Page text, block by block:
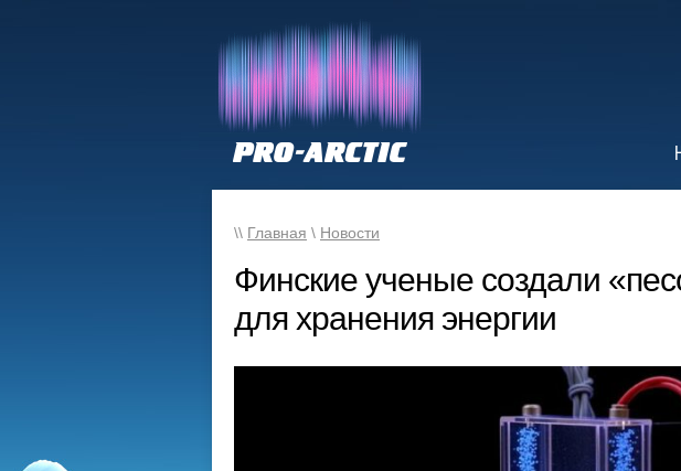
\\ Главная \ Новости
Финские ученые создали
для хранения энергии